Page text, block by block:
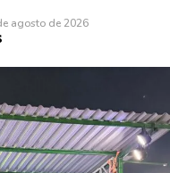
agosto de 2026